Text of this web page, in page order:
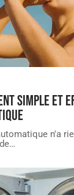
simple et
n'a
…